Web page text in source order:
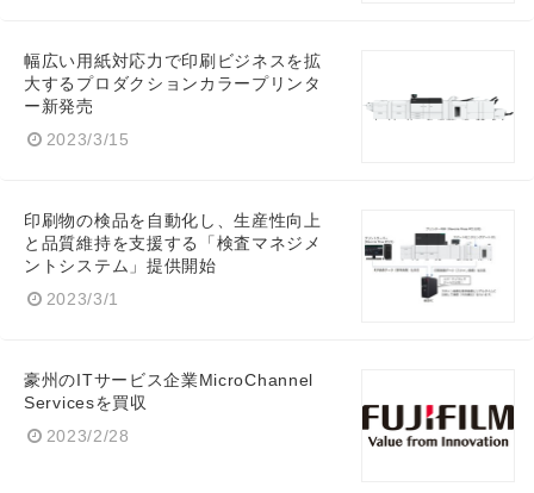
幅広い用紙対応力で印刷ビジネスを拡
大するプロダクションカラープリンタ
ー新発売
2023/3/15
印刷物の検品を自動化し、生産性向上
と品質維持を支援する「検査マネジメ
ントシステム」提供開始
2023/3/1
豪州のITサービス企業MicroChannel
Servicesを買収
2023/2/28